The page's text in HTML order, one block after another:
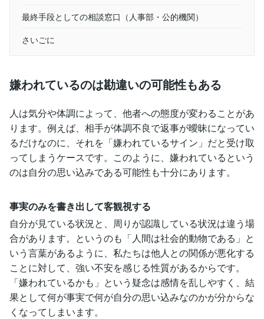
最終手段としての相談窓口（人事部・公的機関）
さいごに
嫌われているのは勘違いの可能性もある
人は気分や体調によって、他者への態度が変わることがあ
ります。例えば、相手が体調不良で返事が曖昧になってい
るだけなのに、それを「嫌われているサイン」だと受け取
ってしまうケースです。このように、嫌われているという
のは自分の思い込みである可能性も十分にあります。
事実のみを書き出して客観視する
自分が見ている状況と、周りが認識している状況は違う場
合があります。というのも「人間は社会的動物である」と
いう言葉があるように、私たちは他人との関係が悪化する
ことに対して、強い不安を感じる性質があるからです。
「嫌われているかも」という疑念は感情を乱しやすく、結
果として何が事実で何が自分の思い込みなのかが分からな
くなってしまいます。